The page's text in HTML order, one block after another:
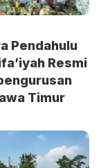
Pendahulu
Resmi
Timur